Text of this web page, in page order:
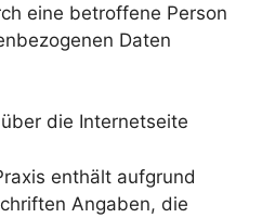
eine betroffene Person
Daten
die Internetseite
enthält aufgrund
Angaben, die